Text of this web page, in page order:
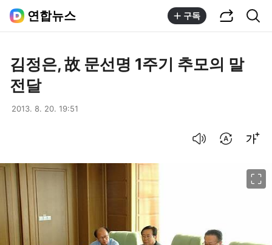
연합뉴스 구독
김정은, 故 문선명 1주기 추모의 말
전달
2013. 8. 20. 19:51